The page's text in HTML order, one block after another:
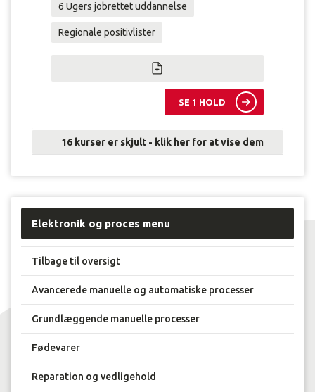
6 Ugers jobrettet uddannelse
Regionale positivlister
SE 1 HOLD
16 kurser er skjult - klik her for at vise dem
Elektronik og proces menu
Tilbage til oversigt
Avancerede manuelle og automatiske processer
Grundlæggende manuelle processer
Fødevarer
Reparation og vedligehold